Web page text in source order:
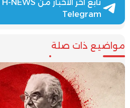
Telegram
مواضيع ذات صلة